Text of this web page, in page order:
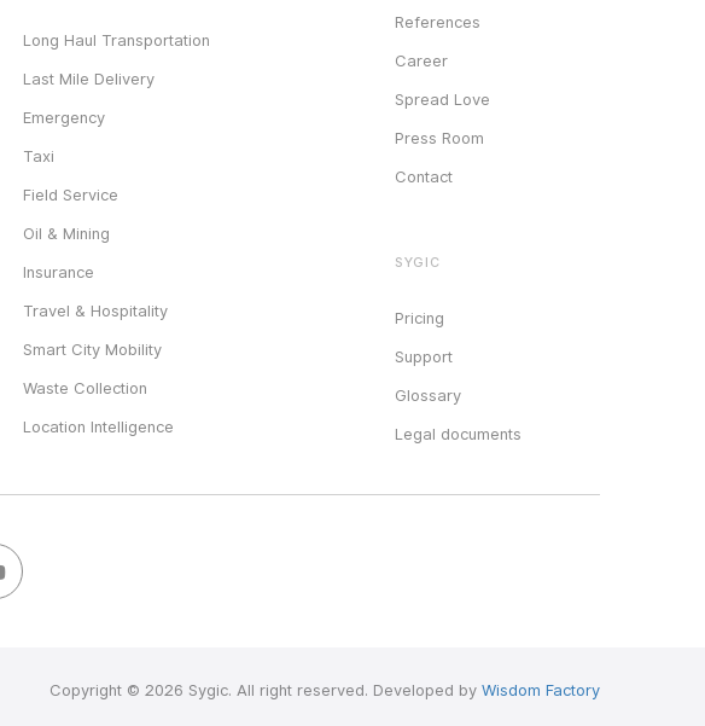
Long Haul Transportation
Last Mile Delivery
Emergency
Taxi
Field Service
Oil & Mining
Insurance
Travel & Hospitality
Smart City Mobility
Waste Collection
Location Intelligence
References
Career
Spread Love
Press Room
Contact
SYGIC
Pricing
Support
Glossary
Legal documents
Copyright © 2026 Sygic. All right reserved. Developed by Wisdom Factory